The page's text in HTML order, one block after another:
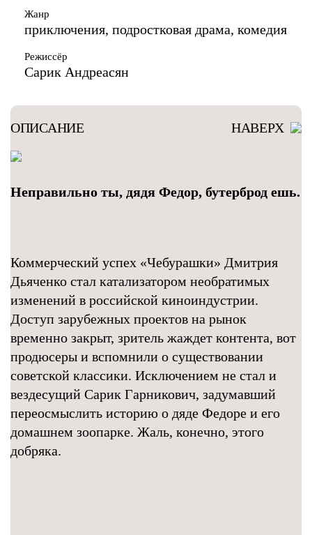
Жанр
приключения, подростковая драма, комедия
Режиссёр
Сарик Андреасян
ОПИСАНИЕ НАВЕРХ
Неправильно ты, дядя Федор, бутерброд ешь.
Коммерческий успех «Чебурашки» Дмитрия
Дьяченко стал катализатором необратимых
изменений в российской киноиндустрии.
Доступ зарубежных проектов на рынок
временно закрыт, зритель жаждет контента, вот
продюсеры и вспомнили о существовании
советской классики. Исключением не стал и
вездесущий Сарик Гарникович, задумавший
переосмыслить историю о дяде Федоре и его
домашнем зоопарке. Жаль, конечно, этого
добряка.